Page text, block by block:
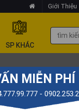
Giới Thiệu
SP KHÁC
rooms
engaging and flexible
organization can embrace
MIỄN PHÍ
-